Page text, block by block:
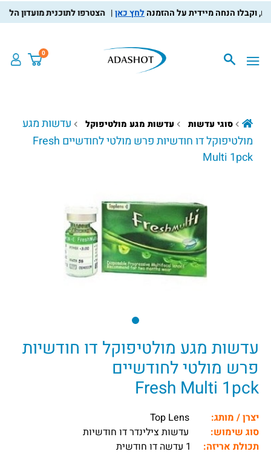
לחץ כאן הצטרפו לתוכנית מועדון
0
סוגי עדשות עדשות מגע מולטיפוקל
עדשות מגע
מולטיפוקל דו חודשיות פרש מולטי לחודשיים Fresh
Multi 1pck
עדשות מגע מולטיפוקל דו חודשיות
פרש מולטי לחודשיים
Fresh Multi 1pck
יצרן / מותג:
סוג שימוש:
עדשות צילינדר דו חודשיות
תכולת אריזה: